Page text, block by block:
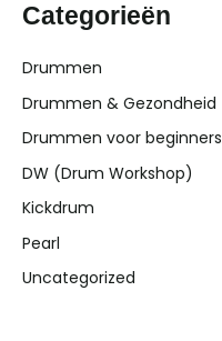
k
r
:
Categorieën
Drummen
Drummen & Gezondheid
Drummen voor beginners
DW (Drum Workshop)
Kickdrum
Pearl
Uncategorized